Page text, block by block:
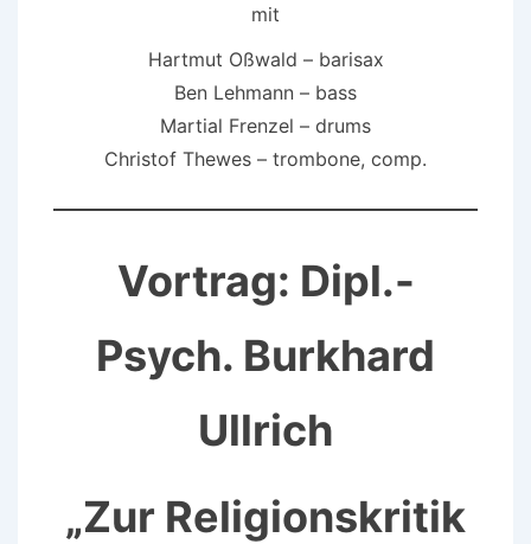
mit
Hartmut Oßwald – barisax
Ben Lehmann – bass
Martial Frenzel – drums
Christof Thewes – trombone, comp.
Vortrag: Dipl.-
Psych. Burkhard
Ullrich
„Zur Religionskritik